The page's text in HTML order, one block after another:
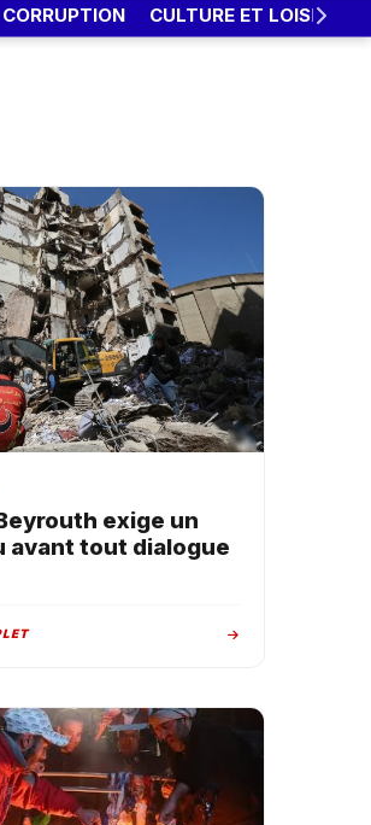
CORRUPTION CULTURE ET LOISIRS
exige un
avant tout dialogue